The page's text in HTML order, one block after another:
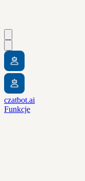
czatbot.ai
Funkcje